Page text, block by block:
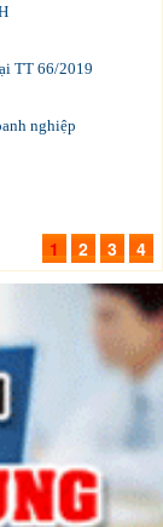
TT 66/2019
nghiệp
1 2 3 4